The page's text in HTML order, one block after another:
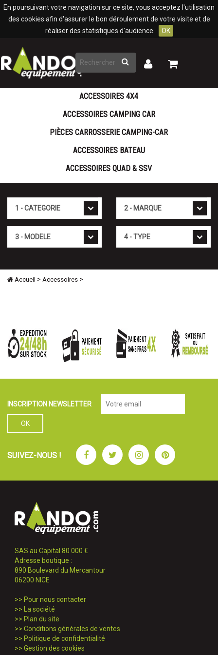
En poursuivant votre navigation sur ce site, vous acceptez l'utilisation
des cookies afin d'assurer le bon déroulement de votre visite et de
réaliser des statistiques d'audience.
OK
Rechercher
Mon
Mon
ACCESSOIRES 4X4
ACCESSOIRES CAMPING CAR
PIÈCES CARROSSERIE CAMPING-CAR
ACCESSOIRES BATEAU
ACCESSOIRES QUAD & SSV
Accueil > Accessoires >
INSCRIPTION NEWSLETTER
SUIVEZ-NOUS ! FacebookTwitterInstagramPinterest
SAS au Capital 80 000 €
Adresse boutique :
890 Boulevard du Mercantour
06200 NICE
>> Pour nous contacter
>>
La société
>> Plan du site
>> Conditions générales de ventes
>> Politique de confidentialité
>> Gestion des cookies
Panneau de gestion des cookies